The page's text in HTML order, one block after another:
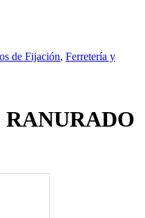
de Fijación, Ferretería y
RANURADO